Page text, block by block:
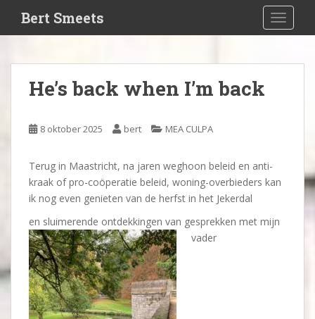
i
t
Bert Smeets
He’s back when I’m back
8 oktober 2025 bert MEA CULPA
Terug in Maastricht, na jaren weghoon beleid en anti-
kraak of pro-coöperatie beleid, woning-overbieders kan
ik nog even genieten van de herfst in het Jekerdal
en sluimerende ontdekkingen van gesprekken met mijn
vader